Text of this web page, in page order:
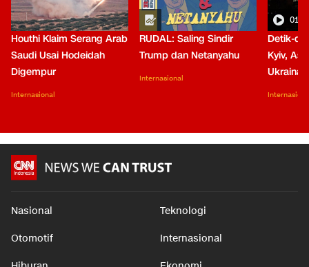
Houthi Klaim Serang Arab
Saudi Usai Hodeidah
Digempur
Internasional
RUDAL: Saling Sindir
Trump dan Netanyahu
Internasional
Detik-
Kyiv,
Ukraina
Nasional Teknologi
Otomotif Internasional